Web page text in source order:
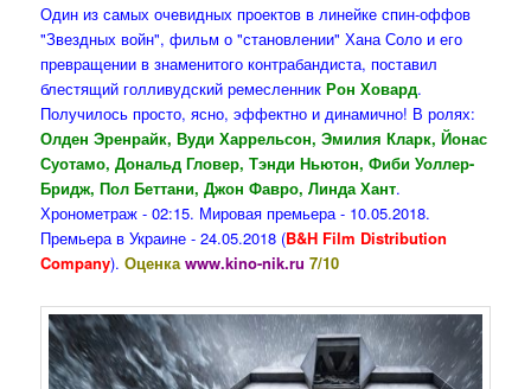
Один из самых очевидных проектов в линейке спин-оффов
"Звездных войн", фильм о "становлении" Хана Соло и его
превращении в знаменитого контрабандиста, поставил
блестящий голливудский ремесленникРон Ховард.
Получилось просто, ясно, эффектно и динамично! В ролях:
Олден Эренрайк, Вуди Харрельсон, Эмилия Кларк, Йонас
Суотамо, Дональд Гловер, Тэнди Ньютон, Фиби Уоллер-
Бридж, Пол Беттани, Джон Фавро, Линда Хант.
Хронометраж - 02:15. Мировая премьера - 10.05.2018.
Премьера в Украине - 24.05.2018 (B&H Film Distribution
Company).Оценка www.kino-nik.ru 7/10